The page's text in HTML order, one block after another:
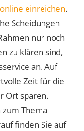
einreichen.
Scheidungen
nur noch
zu klären sind,
an. Auf
Zeit für die
Ort sparen.
zum Thema
finden Sie auf